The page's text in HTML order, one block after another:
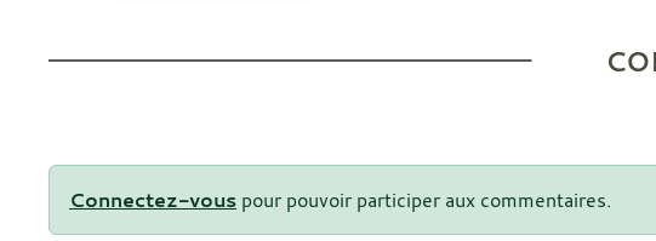
Connectez-vous pour pouvoir participer aux commentaires.